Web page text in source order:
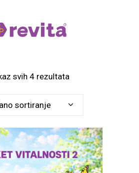
svih 4 rezultata
sortiranje